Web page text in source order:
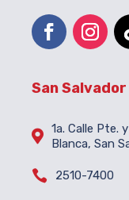
San Salvador
 1a. Calle Pte.
Blanca, San
 2510-7400